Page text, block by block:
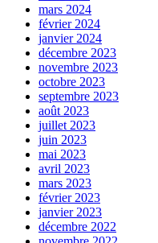
mars 2024
février 2024
janvier 2024
décembre 2023
novembre 2023
octobre 2023
septembre 2023
août 2023
juillet 2023
juin 2023
mai 2023
avril 2023
mars 2023
février 2023
janvier 2023
décembre 2022